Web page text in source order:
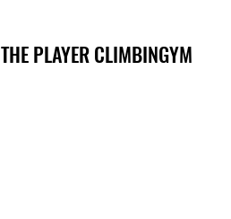
THE PLAYER CLIMBINGYM